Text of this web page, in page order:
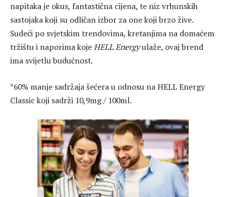
napitaka je okus, fantastična cijena, te niz vrhunskih
sastojaka koji su odličan izbor za one koji brzo žive.
Sudeći po svjetskim trendovima, kretanjima na domaćem
tržištu i naporima kojeHELL Energyulaže, ovaj brend
ima svijetlu budućnost.
*60% manje sadržaja šećera u odnosu na HELL Energy
Classic koji sadrži 10,9mg / 100ml.